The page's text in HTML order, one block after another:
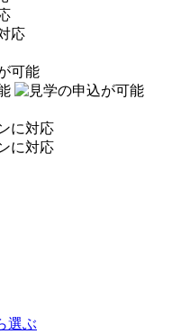
選ぶ